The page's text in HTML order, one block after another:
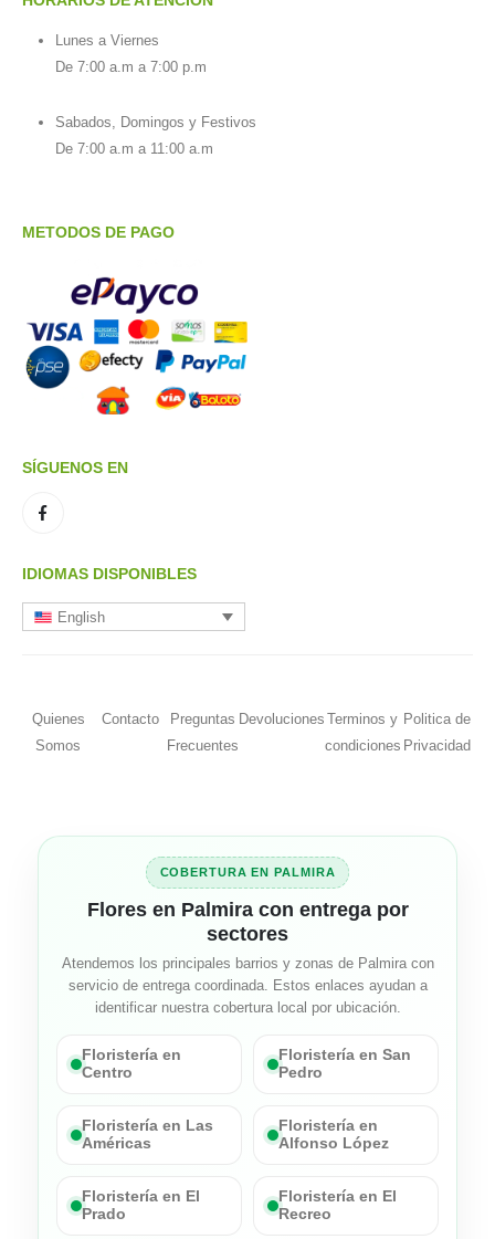
Lunes a Viernes
De 7:00 a.m a 7:00 p.m
Sabados, Domingos y Festivos
De 7:00 a.m a 11:00 a.m
METODOS DE PAGO
SÍGUENOS EN
IDIOMAS DISPONIBLES
English
Quienes
Somos
Contacto
Preguntas
Frecuentes
Devoluciones Terminos y
condiciones
Politica de
Privacidad
COBERTURA EN PALMIRA
Flores en Palmira con entrega por
sectores
Atendemos los principales barrios y zonas de Palmira con
servicio de entrega coordinada. Estos enlaces ayudan a
identificar nuestra cobertura local por ubicación.
Floristería en
Centro
Floristería en San
Pedro
Floristería en Las
Américas
Floristería en
Alfonso López
Floristería en El
Prado
Floristería en El
Recreo